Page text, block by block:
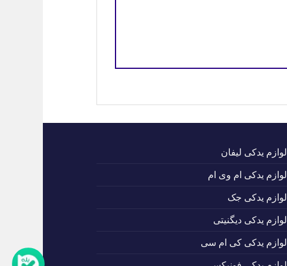
لوازم یدکی لیفان
لوازم یدکی ام وی ام
لوازم یدکی جک
لوازم یدکی دیگنیتی
لوازم یدکی کی ام سی